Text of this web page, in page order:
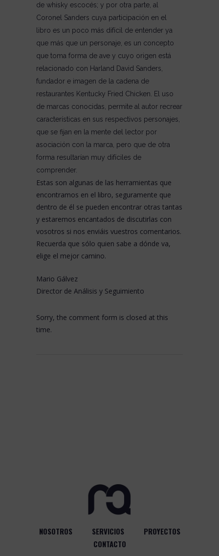
de whisky escocés; y por otra parte, al
Coronel Sanders cuya participación en el
libro es un poco más difícil de entender ya
que más que un personaje, es un concepto
que toma forma de ave y cuyo origen está
relacionado con Harland David Sanders,
fundador e imagen de la cadena de
restaurantes Kentucky Fried Chicken. El uso
de marcas conocidas, permite al autor recrear
características en sus respectivos personajes,
que se fijan en la mente del lector por
asociación con la marca, pero que de otra
forma resultarían muy difíciles de
comprender.
Estas son algunas de las herramientas que
encontramos en el libro, seguramente que
dentro de él se pueden encontrar otras tantas
y estaremos encantados de discutirlas con
vosotros si nos enviáis vuestros comentarios.
Recuerda que sólo quien sabe a dónde va,
elige el mejor camino.
Mario Gálvez
Director de Análisis y Seguimiento
Sorry, the comment form is closed at this
time.
NOSOTROS SERVICIOS
PROYECTOS
CONTACTO